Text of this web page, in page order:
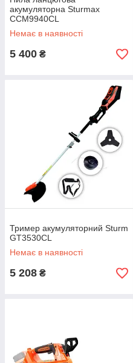
акумуляторна Sturmax
CCM9940CL
Немає в наявності
5 400 ₴
Тример акумуляторний Sturm
GT3530CL
Немає в наявності
5 208 ₴